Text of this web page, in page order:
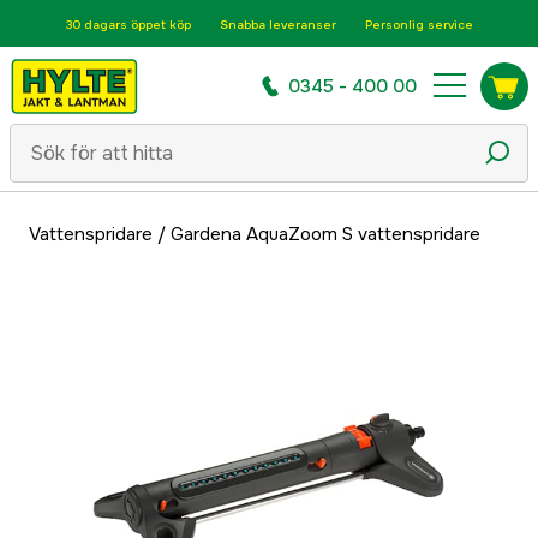
30 dagars öppet köp Snabba leveranser Personlig service
0345 - 400 00
Vattenspridare / Gardena AquaZoom S vattenspridare